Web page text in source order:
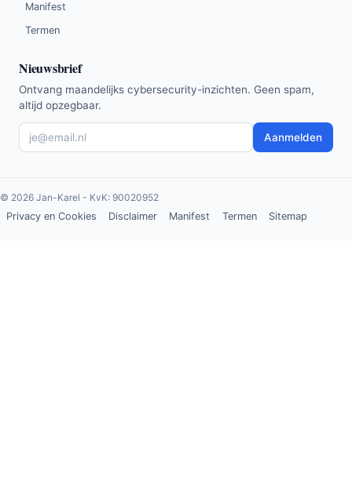
Manifest
Termen
Nieuwsbrief
Ontvang maandelijks cybersecurity-inzichten. Geen spam,
altijd opzegbaar.
Aanmelden
© 2026 Jan-Karel - KvK: 90020952
Privacy en Cookies
Disclaimer Manifest Termen Sitemap